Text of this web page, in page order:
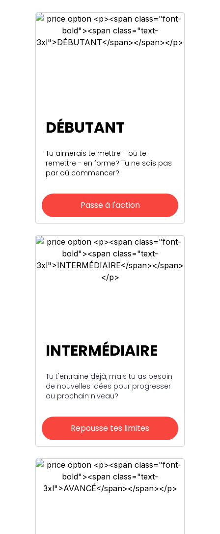
DÉBUTANT
Tu aimerais te mettre - ou te
remettre - en forme? Tu ne sais pas
par où commencer?
Passe à l'action
INTERMÉDIAIRE
Tu t'entraine déjà, mais tu as besoin
de nouvelles idées pour progresser
au prochain niveau?
Repousse tes limites